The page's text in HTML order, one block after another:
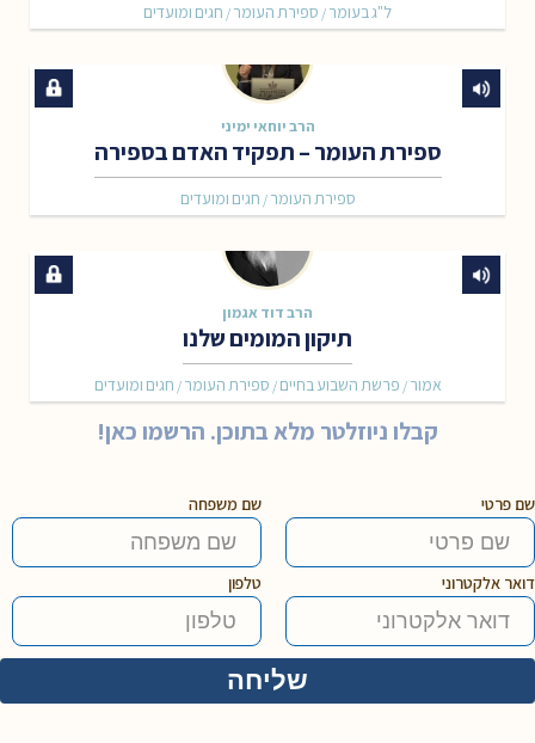
חגים ומועדים / ספירת העומר / ל"ג בעומר
הרב יוחאי ימיני
ספירת העומר – תפקיד האדם בספירה
חגים ומועדים / ספירת העומר
הרב דוד אגמון
תיקון המומים שלנו
חגים ומועדים / ספירת העומר / פרשת השבוע בחיים / אמור
קבלו ניוזלטר מלא בתוכן. הרשמו כאן!
שם פרטי שם משפחה
דואר אלקטרוני טלפון